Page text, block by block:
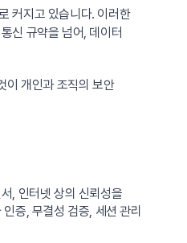
커지고 있습니다. 이러한
신 규약을 넘어, 데이터
이 개인과 조직의 보안
, 인터넷 상의 신뢰성을
증, 무결성 검증, 세션 관리